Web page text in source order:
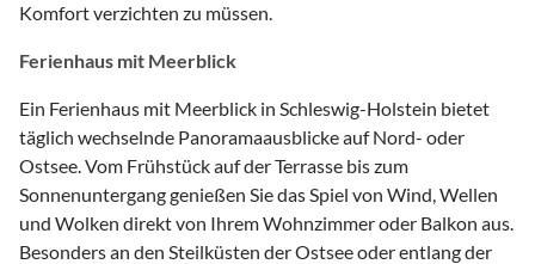
Komfort verzichten zu müssen.
Ferienhaus mit Meerblick
Ein Ferienhaus mit Meerblick in Schleswig-Holstein bietet
täglich wechselnde Panoramaausblicke auf Nord- oder
Ostsee. Vom Frühstück auf der Terrasse bis zum
Sonnenuntergang genießen Sie das Spiel von Wind, Wellen
und Wolken direkt von Ihrem Wohnzimmer oder Balkon aus.
Besonders an den Steilküsten der Ostsee oder entlang der